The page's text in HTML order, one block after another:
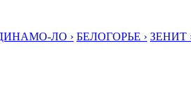
ЛО › БЕЛОГОРЬЕ › ЗЕНИТ